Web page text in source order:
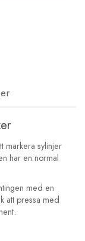
markera sylinjer
har en normal
med en
att pressa med